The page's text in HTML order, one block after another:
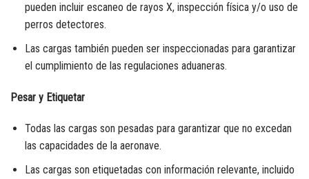
pueden incluir escaneo de rayos X, inspección física y/o uso de
perros detectores.
Las cargas también pueden ser inspeccionadas para garantizar
el cumplimiento de las regulaciones aduaneras.
Pesar y Etiquetar
Todas las cargas son pesadas para garantizar que no excedan
las capacidades de la aeronave.
Las cargas son etiquetadas con información relevante, incluido